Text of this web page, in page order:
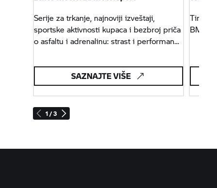
1 / 3
Serije za trkanje, najnoviji izveštaji,
sportske aktivnosti kupaca i bezbroj priča
o asfaltu i adrenalinu: strast i performanse
SAZNAJTE VIŠE
Tim,
BMW